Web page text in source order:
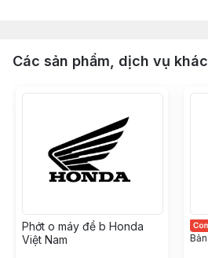
Các sản phẩm, dịch vụ khác
Phớt o máy đề b Honda
Việt Nam
Bản